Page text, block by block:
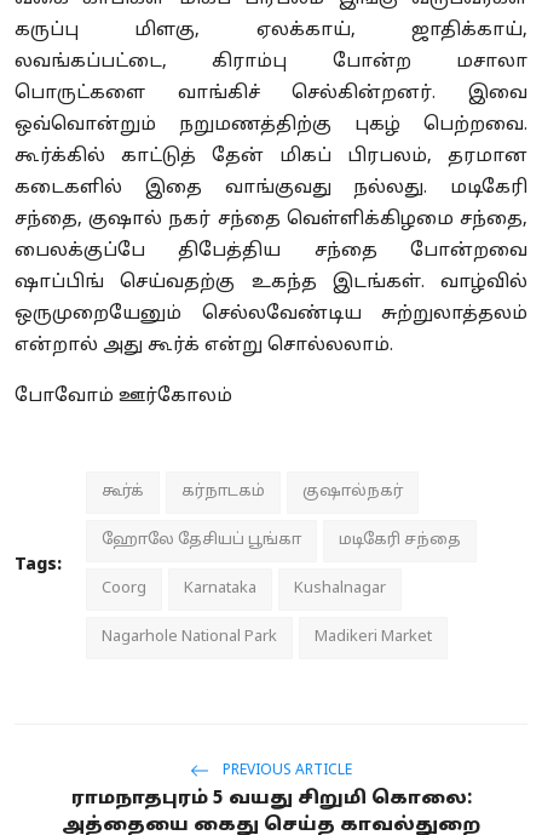
கருப்பு மிளகு, ஏலக்காய், ஜாதிக்காய்,
லவங்கப்பட்டை, கிராம்பு போன்ற மசாலா
பொருட்களை வாங்கிச் செல்கின்றனர். இவை
ஒவ்வொன்றும் நறுமணத்திற்கு புகழ் பெற்றவை.
கூர்க்கில் காட்டுத் தேன் மிகப் பிரபலம், தரமான
கடைகளில் இதை வாங்குவது நல்லது. மடிகேரி
சந்தை, குஷால் நகர் சந்தை வெள்ளிக்கிழமை சந்தை,
பைலக்குப்பே திபேத்திய சந்தை போன்றவை
ஷாப்பிங் செய்வதற்கு உகந்த இடங்கள். வாழ்வில்
ஒருமுறையேனும் செல்லவேண்டிய சுற்றுலாத்தலம்
என்றால் அது கூர்க் என்று சொல்லலாம்.
போவோம் ஊர்கோலம்
Tags:
கூர்க் கர்நாடகம் குஷால்நகர்
ஹோலே தேசியப் பூங்கா மடிகேரி சந்தை
Coorg Karnataka Kushalnagar
Nagarhole National Park Madikeri Market
PREVIOUS ARTICLE
ராமநாதபுரம் 5 வயது சிறுமி கொலை:
அத்தையை கைது செய்த காவல்துறை